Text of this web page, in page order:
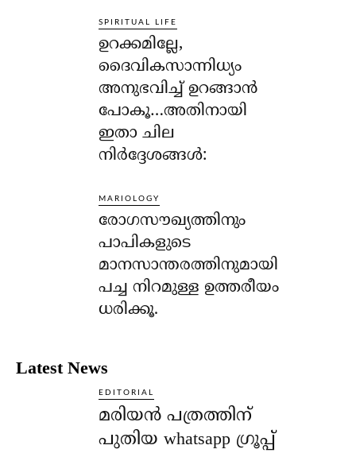
SPIRITUAL LIFE
ഉറക്കമില്ലേ,
ദൈവികസാന്നിധ്യം
അനുഭവിച്ച് ഉറങ്ങാന്‍
പോകൂ…അതിനായി
ഇതാ ചില
നിര്‍ദ്ദേശങ്ങള്‍:
MARIOLOGY
രോഗസൗഖ്യത്തിനും
പാപികളുടെ
മാനസാന്തരത്തിനുമായി
പച്ച നിറമുള്ള ഉത്തരീയം
ധരിക്കൂ.
Latest News
EDITORIAL
മരിയൻ പത്രത്തിന്
പുതിയ whatsapp ഗ്രൂപ്പ്